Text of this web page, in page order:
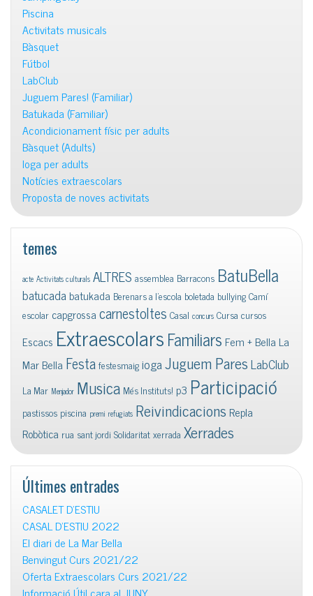
Piscina
Activitats musicals
Bàsquet
Fútbol
LabClub
Juguem Pares! (Familiar)
Batukada (Familiar)
Acondicionament físic per adults
Bàsquet (Adults)
Ioga per adults
Notícies extraescolars
Proposta de noves activitats
temes
acte Activitats culturals ALTRES assemblea Barracons BatuBella
batucadabatukada Berenars a l'escola boletada bullyingCamí
escolar capgrossacarnestoltes Casal concurs Cursa cursos
Escacs ExtraescolarsFamiliars Fem + Bella La
Mar Bella FestafestesmaigiogaJuguem ParesLabClub
La Mar Menjador Musica Més Instituts! p3 Participació
pastissos piscina premi refugiats Reivindicacions Repla
Robòtica rua sant jordi Solidaritatxerrada Xerrades
Últimes entrades
CASALET D’ESTIU
CASAL D’ESTIU 2022
El diari de La Mar Bella
Benvingut Curs 2021/22
Oferta Extraescolars Curs 2021/22
Informació Útil cara al JUNY